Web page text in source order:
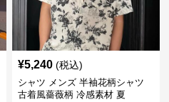
¥5,240 (税込)
シャツ メンズ 半袖花柄シャツ
古着風薔薇柄 冷感素材 夏